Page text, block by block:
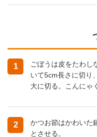
1
ごぼうは皮をたわし
いて5cm長さに切り
大に切る。こんにゃ
2
かつお節はかわいた
とさせる。